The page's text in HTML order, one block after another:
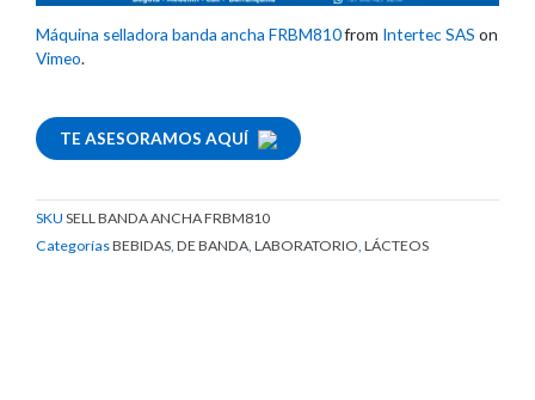
Máquina selladora banda ancha FRBM810from Intertec SAS on
Vimeo.
TE ASESORAMOS AQUÍ
SKU SELL BANDA ANCHA FRBM810
CategoríasBEBIDAS, DE BANDA, LABORATORIO, LÁCTEOS